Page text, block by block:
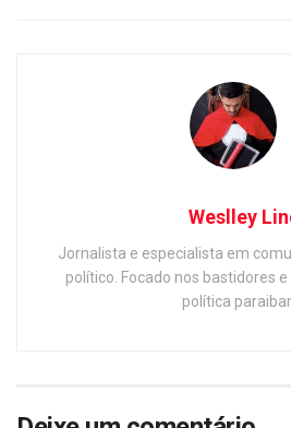
Weslley
Jornalista e especialista em
político. Focado nos bastidores
política